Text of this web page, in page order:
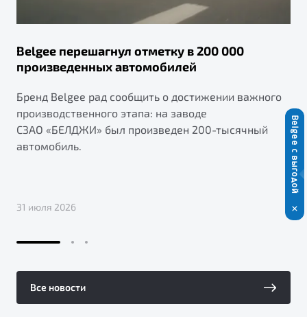
Belgee перешагнул отметку в 200 000
произведенных автомобилей
Бренд Belgee рад сообщить о достижении важного
производственного этапа: на заводе
СЗАО «БЕЛДЖИ» был произведен 200-тысячный
автомобиль.
31 июля 2026
Все новости
Belgee с выгодой